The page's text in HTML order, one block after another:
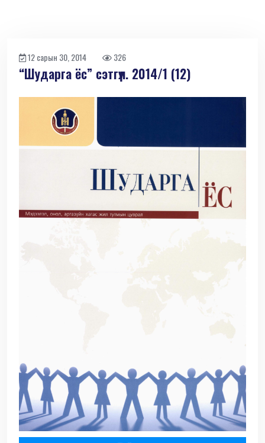
12 сарын 30, 2014 326
“Шударга ёс” сэтгүүл. 2014/1 (12)